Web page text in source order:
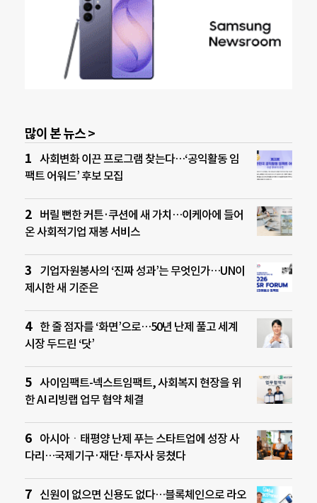
많이 본 뉴스 >
사회변화 이끈 프로그램 찾는다…‘공익활동 임
팩트 어워드’ 후보 모집
버릴 뻔한 커튼·쿠션에 새 가치…이케아에 들어
온 사회적기업 재봉 서비스
기업자원봉사의 ‘진짜 성과’는 무엇인가…UN이
제시한 새 기준은
한 줄 점자를 ‘화면’으로…50년 난제 풀고 세계
시장 두드린 ‘닷’
사이임팩트-넥스트임팩트, 사회복지 현장을 위
한 AI 리빙랩 업무 협약 체결
아시아ㆍ태평양 난제 푸는 스타트업에 성장 사
다리…국제기구·재단·투자사 뭉쳤다
신원이 없으면 신용도 없다…블록체인으로 라오